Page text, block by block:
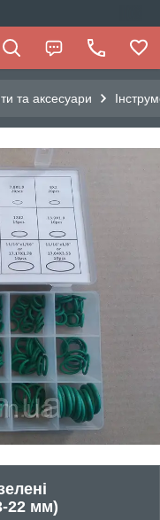
та аксесуари
22 мм)